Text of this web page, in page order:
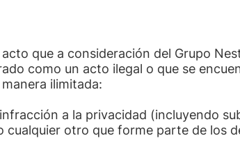
que a consideración del Grupo
como un acto ilegal o que se
ilimitada:
a la privacidad (incluyendo
otro que forme parte de los